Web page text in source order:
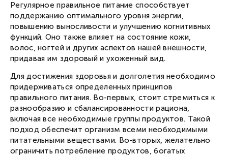
Регулярное правильное питание способствует
поддержанию оптимального уровня энергии,
повышению выносливости и улучшению когнитивных
функций. Оно также влияет на состояние кожи,
волос, ногтей и других аспектов нашей внешности,
придавая им здоровый и ухоженный вид.
Для достижения здоровья и долголетия необходимо
придерживаться определенных принципов
правильного питания. Во-первых, стоит стремиться к
разнообразию и сбалансированности рациона,
включая все необходимые группы продуктов. Такой
подход обеспечит организм всеми необходимыми
питательными веществами. Во-вторых, желательно
ограничить потребление продуктов, богатых
Вход в личный кабинет
Введите номер телефона, мы пришлем СМС с кодом
для входа.
Номер телефона
политикой конфиденциальности